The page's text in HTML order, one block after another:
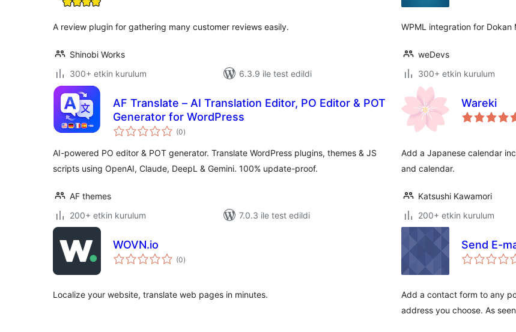
A review plugin for gathering many customer reviews easily.
Shinobi Works
300+ etkin kurulum
6.3.9 ile test edildi
WPML integration for Dokan
weDevs
300+ etkin kurulum
AF Translate – AI Translation Editor, PO Editor & POT
Generator for WordPress
(0toplam
puan
)
AI-powered PO editor & POT generator. Translate WordPress plugins, themes & JS
scripts using OpenAI, Claude, DeepL & Gemini. 100% update-proof.
AF themes
200+ etkin kurulum
7.0.3 ile test edildi
Wareki
Add a Japanese calendar
and calendar.
Katsushi Kawamori
200+ etkin kurulum
WOVN.io
(0toplam
puan
)
Localize your website, translate web pages in minutes.
Send E-
Add a contact form to any
address you choose. As